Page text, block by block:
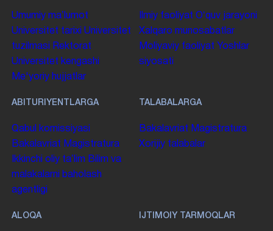
Umumiy maʼlumot
Universitet tarixi Universitet
tuzilmasi
Rektorat
Universitet kengashi
Me'yoriy hujjatlar
Ilmiy faoliyat Oʻquv jarayoni
Xalqaro munosabatlar
Moliyaviy faoliyat Yoshlar
siyosati
ABITURIYENTLARGA
Qabul komissiyasi
Bakalavriat Magistratura
Ikkinchi oliy taʼlim Bilim va
malakalarni baholash
agentligi
TALABALARGA
Bakalavriat Magistratura
Xorijiy talabalar
ALOQA IJTIMOIY TARMOQLAR